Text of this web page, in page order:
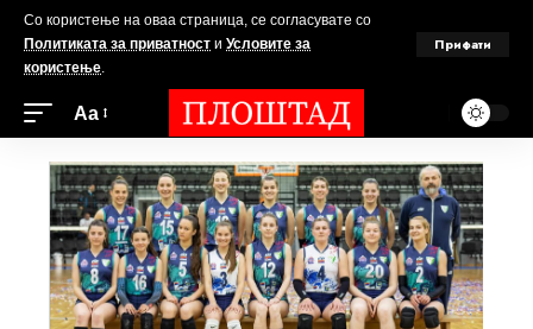
Со користење на оваа страница, се согласувате со
Политиката за приватност и Условите за
користење.
Прифати
Аа